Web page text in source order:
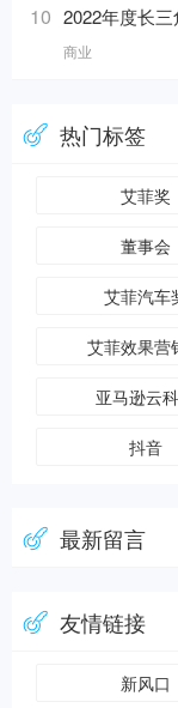
10 2022年度长三角
商业
热门标签
艾菲奖
董事会
艾菲汽车
艾菲效果营
亚马逊云
抖音
最新留言
友情链接
新风口